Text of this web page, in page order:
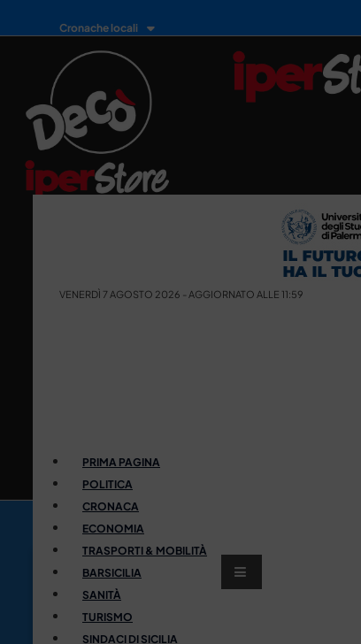
Cronache locali
VENERDÌ 7 AGOSTO 2026 - AGGIORNATO ALLE 11:59
PRIMA PAGINA
POLITICA
CRONACA
ECONOMIA
TRASPORTI & MOBILITÀ
BARSICILIA
SANITÀ
TURISMO
SINDACI DI SICILIA